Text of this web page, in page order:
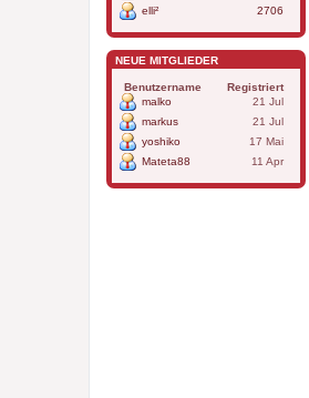
elli²
2706
NEUE MITGLIEDER
Benutzername
Registriert
malko
21 Jul
markus
21 Jul
yoshiko
17 Mai
Mateta88
11 Apr